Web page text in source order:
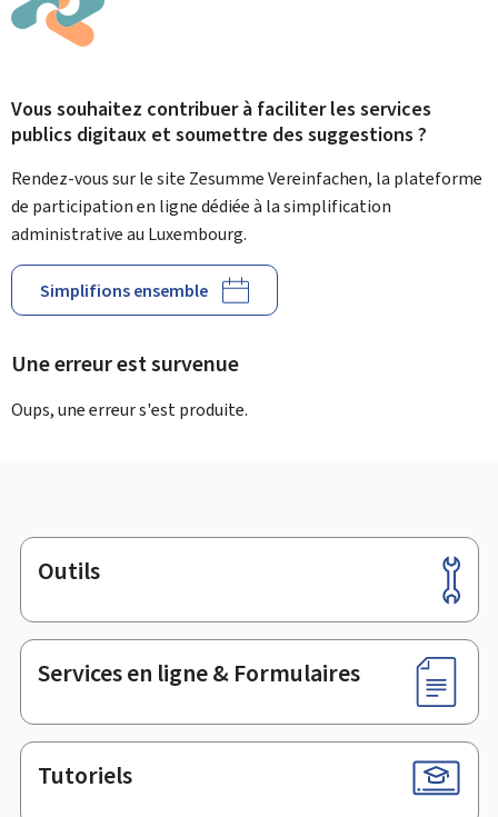
Vous souhaitez contribuer à faciliter les services
publics digitaux et soumettre des suggestions ?
Rendez-vous sur le site Zesumme Vereinfachen, la plateforme
de participation en ligne dédiée à la simplification
administrative au Luxembourg.
Simplifions ensemble
Une erreur est survenue
Oups, une erreur s'est produite.
Pied
de
page
Outils
Services en ligne & Formulaires
Tutoriels